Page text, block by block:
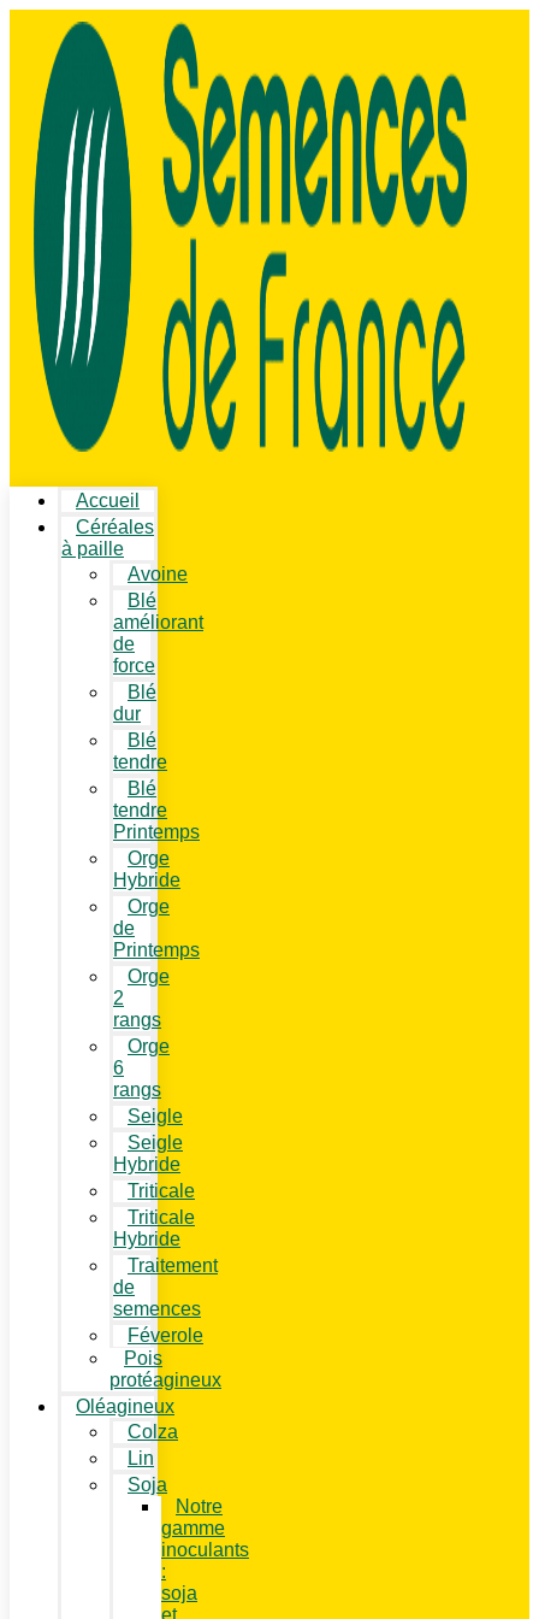
Accueil
Céréales
à paille
Avoine
Blé
améliorant
de
force
Blé
dur
Blé
tendre
Blé
tendre
Printemps
Orge
Hybride
Orge
de
Printemps
Orge
2
rangs
Orge
6
rangs
Seigle
Seigle
Hybride
Triticale
Triticale
Hybride
Traitement
de
semences
Féverole
Pois
protéagineux
Oléagineux
Colza
Lin
Soja
Notre
gamme
inoculants
:
soja
et